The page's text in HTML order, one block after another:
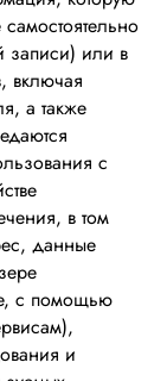
записи) или в
включая
а также
с
в том
данные
с помощью
и